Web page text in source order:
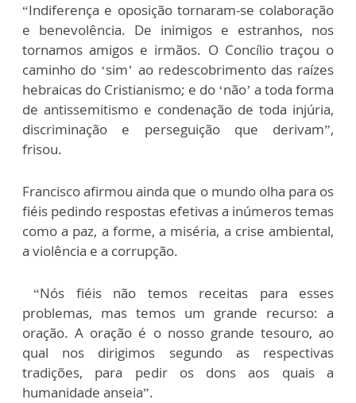
“Indiferença e oposição tornaram-se colaboração
e benevolência. De inimigos e estranhos, nos
tornamos amigos e irmãos. O Concílio traçou o
caminho do ‘sim’ ao redescobrimento das raízes
hebraicas do Cristianismo; e do ‘não’ a toda forma
de antissemitismo e condenação de toda injúria,
discriminação e perseguição que derivam”,
frisou.
Francisco afirmou ainda que o mundo olha para os
fiéis pedindo respostas efetivas a inúmeros temas
como a paz, a forme, a miséria, a crise ambiental,
a violência e a corrupção.
“Nós fiéis não temos receitas para esses
problemas, mas temos um grande recurso: a
oração. A oração é o nosso grande tesouro, ao
qual nos dirigimos segundo as respectivas
tradições, para pedir os dons aos quais a
humanidade anseia”.